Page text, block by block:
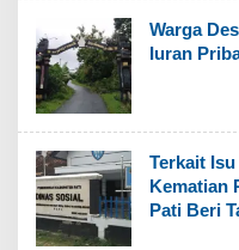
Warga
Iuran
Terkait
Kematian
Pati Beri